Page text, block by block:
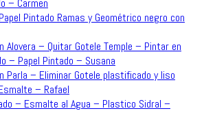
– Carmen
Pintado Ramas y Geométrico negro con
Alovera – Quitar Gotele Temple – Pintar en
– Papel Pintado – Susana
Parla – Eliminar Gotele plastificado y liso
– Rafael
– Esmalte al Agua – Plastico Sidral –